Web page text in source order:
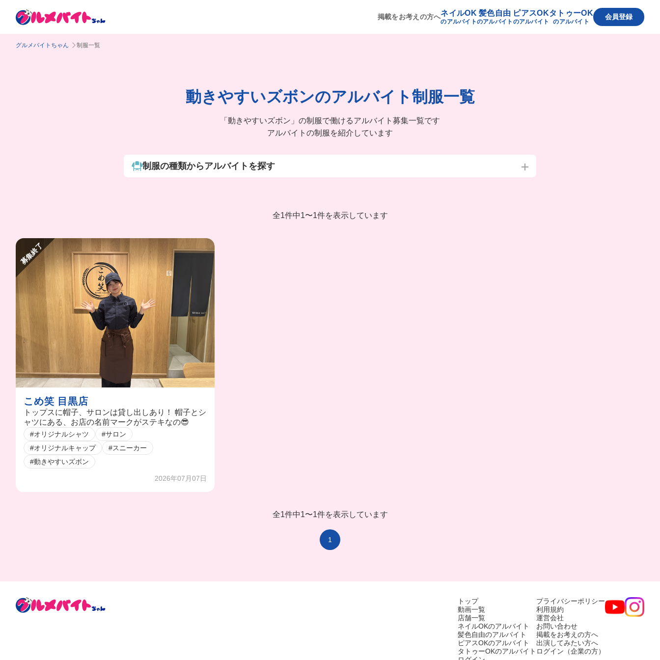
掲載をお考えの方へネイルOK
のアルバイト
髪色自由
のアルバイト
ピアスOK
のアルバイト
タトゥーOK
のアルバイト
会員登録
グルメバイトちゃん 制服一覧
動きやすいズボンのアルバイト制服一覧
「動きやすいズボン」の制服で働けるアルバイト募集一覧です
アルバイトの制服を紹介しています
制服の種類からアルバイトを探す
全1件中1〜1件を表示しています
募集終了
こめ笑 目黒店
トップスに帽子、サロンは貸し出しあり！ 帽子とシ
ャツにある、お店の名前マークがステキなの😎
#オリジナルシャツ
#サロン
#オリジナルキャップ
#スニーカー
#動きやすいズボン
2026年07月07日
全1件中1〜1件を表示しています
1
トップ
動画一覧
店舗一覧
ネイルOKのアルバイト
髪色自由のアルバイト
ピアスOKのアルバイト
タトゥーOKのアルバイト
プライバシーポリシー
利用規約
運営会社
お問い合わせ
掲載をお考えの方へ
出演してみたい方へ
ログイン（企業の方）